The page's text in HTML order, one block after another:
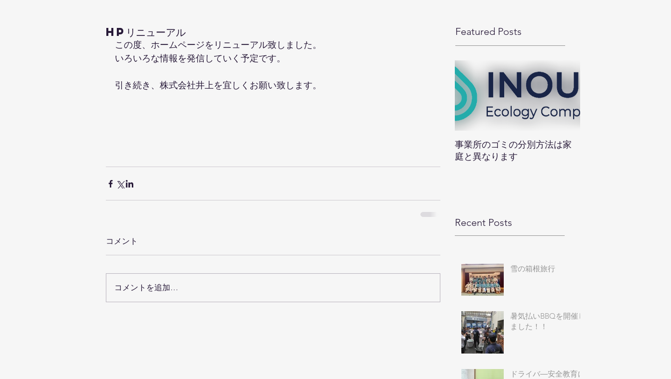
HPリニューアル
この度、ホームページをリニューアル致しました。
いろいろな情報を発信していく予定です。
引き続き、株式会社井上を宜しくお願い致します。
コメント
コメントを追加…
Featured Posts
事業所のゴミの分別方法は家
庭と異なります
Recent Posts
雪の箱根旅行
暑気払いBBQを開催し
ました！！
ドライバ―安全教育に